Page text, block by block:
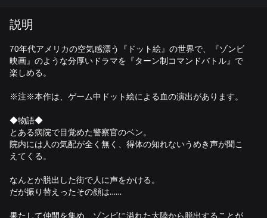
説明
70年代アメリカの空気感漂う『ドット絵』の世界で、『ゾンビ
映画』のような分厚いドラマを『ターン制コマンドバトル』で
楽しめる。
※注※本作は、ゲーム中ドット絵による血の演出があります。
◆物語◆
とある病院で目覚めた警察官のベン。
院内には人の気配が全く無く、得体の知れないうめき声が聞こ
えてくる。
なんとか脱出した街で人に声をかける。
だが振り替えったその顔は……
果たして仲間を集め、ゾンビに溢れた大陸から脱出することが